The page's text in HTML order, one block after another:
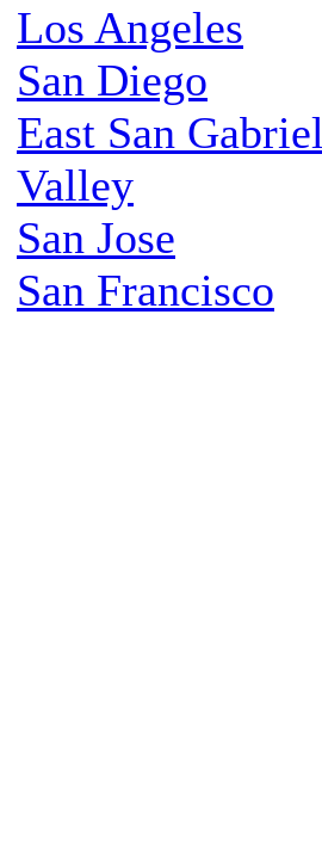
Los Angeles
San Diego
East San Gabriel
Valley
San Jose
San Francisco